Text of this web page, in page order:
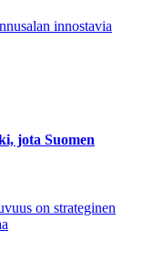
innostavia
jota Suomen
on strateginen